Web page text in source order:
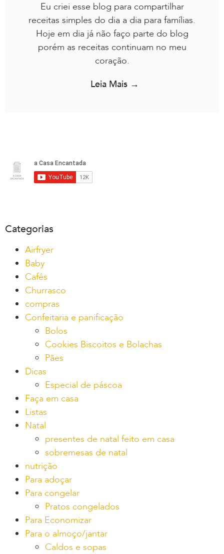
Eu criei esse blog para compartilhar
receitas simples do dia a dia para famílias.
Hoje em dia já não faço parte do blog
porém as receitas continuam no meu
coração.
Leia Mais →
Categorias
Airfryer
Baby
Cafés
Churrasco
compras
Confeitaria e panificação
Bolos
Cookies Biscoitos e Bolachas
Pães
Dicas
Especial de páscoa
Faça em casa
Listas
Natal
presentes de natal feito em casa
sobremesas de natal
nutrição
Para adoçar
Para congelar
Pratos congelados
Para Economizar
Para o almoço/jantar
Caldos e sopas